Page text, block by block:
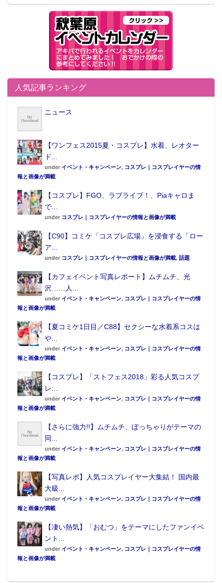
人気記事ランキング
ニュース
【ワンフェス2015夏・コスプレ】水着、レオター
ド...
under イベント・キャンペーン, コスプレ｜コスプレイヤーの情
報と画像が満載
【コスプレ】FGO、ラブライブ！、Piaキャロま
で...
under コスプレ｜コスプレイヤーの情報と画像が満載
【C90】コミケ「コスプレ広場」を浸食する「ロー
ア...
under コスプレ｜コスプレイヤーの情報と画像が満載, 話題
【カフェイベント写真レポート】ムチムチ、光
沢……人...
under イベント・キャンペーン, コスプレ｜コスプレイヤーの情
報と画像が満載
【夏コミケ1日目／C88】セクシーな水着系コスは
や...
under イベント・キャンペーン, コスプレ｜コスプレイヤーの情
報と画像が満載
【コスプレ】「ストフェス2018」彩る人気コスプ
レ...
under イベント・キャンペーン, コスプレ｜コスプレイヤーの情
報と画像が満載
【さらに強力!!】ムチムチ、ぽっちゃりがテーマの
同...
under イベント・キャンペーン, コスプレ｜コスプレイヤーの情
報と画像が満載
【写真レポ】人気コスプレイヤー大集結！ 国内最
大級...
under イベント・キャンペーン, コスプレ｜コスプレイヤーの情
報と画像が満載
【凄い熱気】「おむつ」をテーマにしたファンイベ
ント...
under イベント・キャンペーン, コスプレ｜コスプレイヤーの情
報と画像が満載